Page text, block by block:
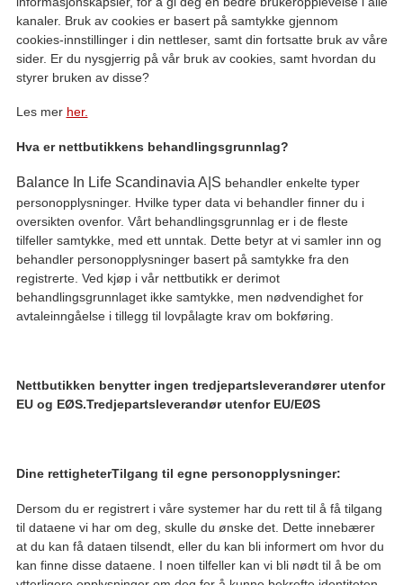
kanaler. Bruk av cookies er basert på samtykke gjennom
cookies-innstillinger i din nettleser, samt din fortsatte bruk av våre
sider. Er du nysgjerrig på vår bruk av cookies, samt hvordan du
styrer bruken av disse?
Les mer her.
Hva er nettbutikkens behandlingsgrunnlag?
Balance In Life Scandinavia A|S behandler enkelte typer
personopplysninger. Hvilke typer data vi behandler finner du i
oversikten ovenfor. Vårt behandlingsgrunnlag er i de fleste
tilfeller samtykke, med ett unntak. Dette betyr at vi samler inn og
behandler personopplysninger basert på samtykke fra den
registrerte. Ved kjøp i vår nettbutikk er derimot
behandlingsgrunnlaget ikke samtykke, men nødvendighet for
avtaleinngåelse i tillegg til lovpålagte krav om bokføring.
Nettbutikken benytter ingen tredjepartsleverandører utenfor
EU og EØS.Tredjepartsleverandør utenfor EU/EØS
Dine rettigheterTilgang til egne personopplysninger:
Dersom du er registrert i våre systemer har du rett til å få tilgang
til dataene vi har om deg, skulle du ønske det. Dette innebærer
at du kan få dataen tilsendt, eller du kan bli informert om hvor du
kan finne disse dataene. I noen tilfeller kan vi bli nødt til å be om